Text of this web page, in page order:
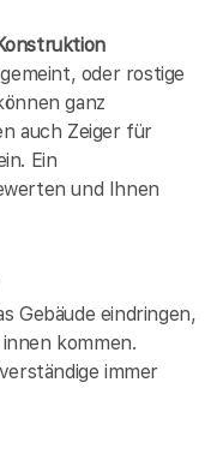
oder rostige
ganz
auch Zeiger für
Ein
und Ihnen
Gebäude eindringen,
kommen.
immer